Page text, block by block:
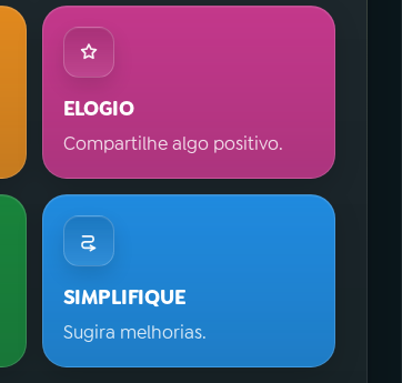
ELOGIO
Compartilhe algo positivo.
SIMPLIFIQUE
Sugira melhorias.